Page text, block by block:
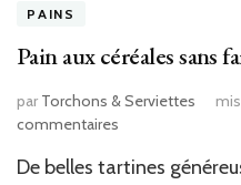
PAINS
Pain aux céréales sans
par Torchons & Serviettes
commentaires
aux
De belles tartines